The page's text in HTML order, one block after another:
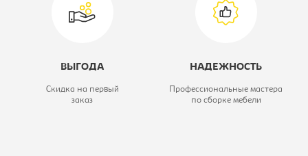
ВЫГОДА
Скидка на первый
заказ
НАДЕЖНОСТЬ
Профессиональные мастера
по сборке мебели